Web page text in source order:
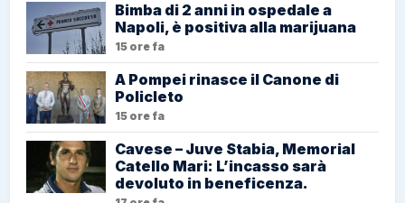
Bimba di 2 anni in ospedale a
Napoli, è positiva alla marijuana
15 ore fa
A Pompei rinasce il Canone di
Policleto
15 ore fa
Cavese – Juve Stabia, Memorial
Catello Mari: L’incasso sarà
devoluto in beneficenza.